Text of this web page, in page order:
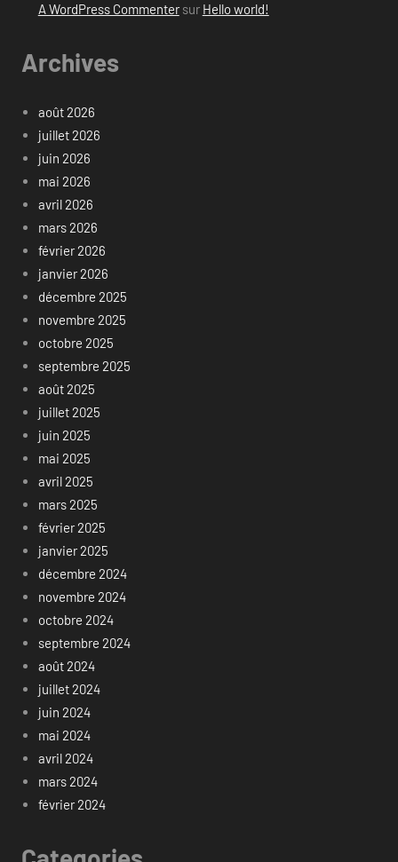
A WordPress Commentersur Hello world!
Archives
août 2026
juillet 2026
juin 2026
mai 2026
avril 2026
mars 2026
février 2026
janvier 2026
décembre 2025
novembre 2025
octobre 2025
septembre 2025
août 2025
juillet 2025
juin 2025
mai 2025
avril 2025
mars 2025
février 2025
janvier 2025
décembre 2024
novembre 2024
octobre 2024
septembre 2024
août 2024
juillet 2024
juin 2024
mai 2024
avril 2024
mars 2024
février 2024